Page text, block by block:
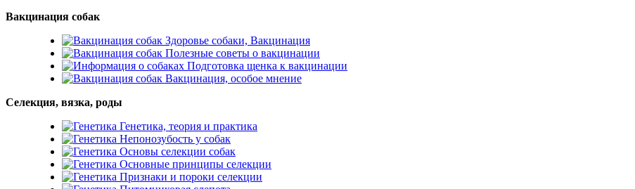
Вакцинация собак
Здоровье собаки, Вакцинация
Полезные советы о вакцинации
Подготовка щенка к вакцинации
Вакцинация, особое мнение
Селекция, вязка, роды
Генетика, теория и практика
Непонозубость у собак
Основы селекции собак
Основные принципы селекции
Признаки и пороки селекции